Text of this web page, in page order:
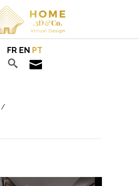
FR EN PT
/